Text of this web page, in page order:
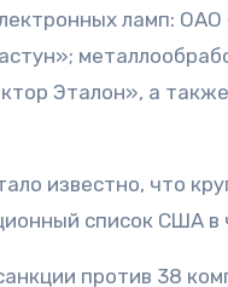
ламп:
Эталон», а
известно, что
список США в
против 38